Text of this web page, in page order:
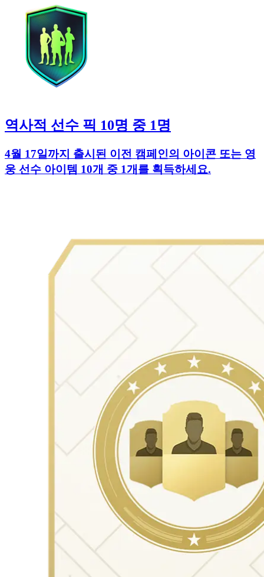
역사적 선수 픽 10명 중 1명
4월 17일까지 출시된 이전 캠페인의 아이콘 또는 영
웅 선수 아이템 10개 중 1개를 획득하세요.